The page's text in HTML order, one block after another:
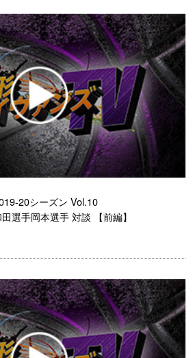
20シーズン Vol.10
選手岡本選手 対談 【前編】